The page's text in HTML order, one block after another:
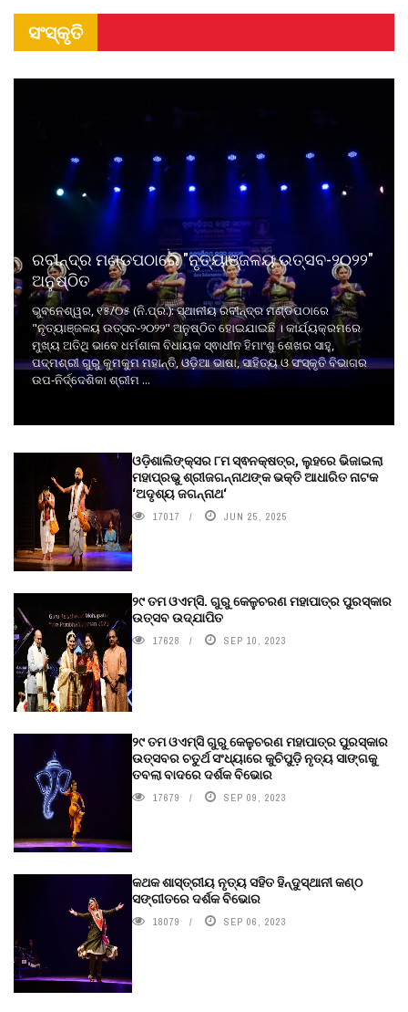
ସଂସ୍କୃତି
ରବୀନ୍ଦ୍ର ମଣ୍ଡପଠାରେ "ନୃତ୍ୟାଞ୍ଜଳୟ ଉତ୍ସବ-୨୦୨୨"
ଅନୁଷ୍ଠିତ
ଭୁବନେଶ୍ୱର, ୧୫/୦୫ (ନି.ପ୍ର.): ସ୍ଥାନୀୟ ରବୀନ୍ଦ୍ର ମଣ୍ଡପଠାରେ
"ନୃତ୍ୟାଞ୍ଜଳୟ ଉତ୍ସବ-୨୦୨୨" ଅନୁଷ୍ଠିତ ହୋଇଯାଇଛି । କାର୍ଯ୍ୟକ୍ରମରେ
ମୁଖ୍ୟ ଅତିଥି ଭାବେ ଧର୍ମଶାଳା ବିଧାୟକ ସ୍ଵାଧୀନ ହିମାଂଶୁ ଶେଖର ସାହୁ,
ପଦ୍ମଶ୍ରୀ ଗୁରୁ କୁମକୁମ ମହାନ୍ତି, ଓଡ଼ିଆ ଭାଷା, ସାହିତ୍ୟ ଓ ସଂସ୍କୃତି ବିଭାଗର
ଉପ-ନିର୍ଦ୍ଦେଶିକା ଶ୍ରୀମ ...
ଓଡ଼ିଶାଲିଙ୍କ୍ସର ୮ମ ସ୍ଵନକ୍ଷତ୍ର, ଲୁହରେ ଭିଜାଇଲା
ମହାପ୍ରଭୁ ଶ୍ରୀଜଗନ୍ନାଥଙ୍କ ଭକ୍ତି ଆଧାରିତ ନାଟକ
‘ଅଦୃଶ୍ୟ ଜଗନ୍ନାଥ‘
17017 JUN 25, 2025
୨୯ ତମ ଓଏମ୍‌ସି. ଗୁରୁ କେଳୁଚରଣ ମହାପାତ୍ର ପୁରସ୍କାର
ଉତ୍ସବ ଉଦ୍‍ଯାପିତ
17628 SEP 10, 2023
୨୯ ତମ ଓଏମ୍‌ସି ଗୁରୁ କେଳୁଚରଣ ମହାପାତ୍ର ପୁରସ୍କାର
ଉତ୍ସବର ଚତୁର୍ଥ ସଂଧ୍ୟାରେ କୁଚିପୁଡ଼ି ନୃତ୍ୟ ସାଙ୍ଗକୁ
ତବଲା ବାଦରେ ଦର୍ଶକ ବିଭୋର
17679 SEP 09, 2023
କଥକ ଶାସ୍ତ୍ରୀୟ ନୃତ୍ୟ ସହିତ ହିନ୍ଦୁସ୍ଥାନୀ କଣ୍ଠ
ସଙ୍ଗୀତରେ ଦର୍ଶକ ବିଭୋର
18079 SEP 06, 2023